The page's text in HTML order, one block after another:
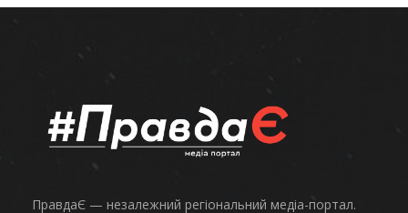
ПравдаЄ — незалежний регіональний медіа-портал.